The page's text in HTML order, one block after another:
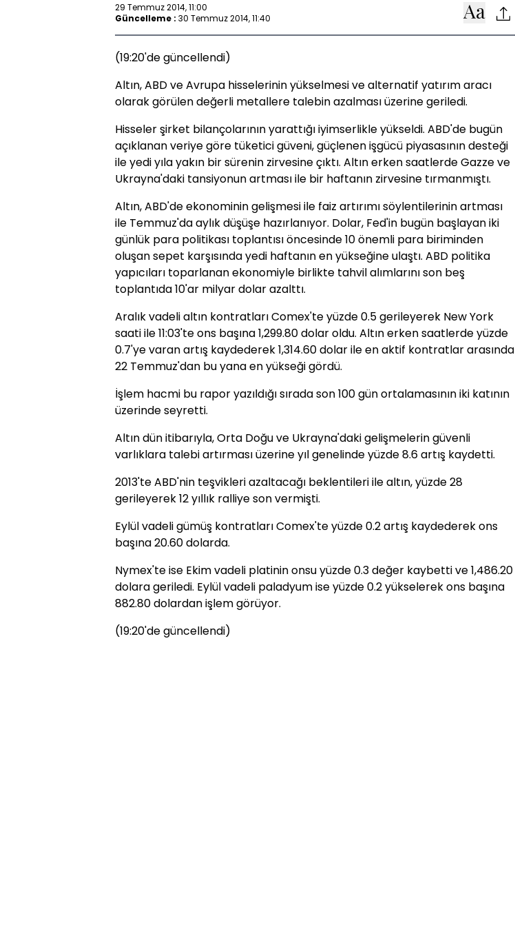
29 Temmuz 2014, 11:00
Güncelleme : 30 Temmuz 2014, 11:40
(19:20'de güncellendi)
Altın, ABD ve Avrupa hisselerinin yükselmesi ve alternatif yatırım aracı
olarak görülen değerli metallere talebin azalması üzerine geriledi.
Hisseler şirket bilançolarının yarattığı iyimserlikle yükseldi. ABD'de bugün
açıklanan veriye göre tüketici güveni, güçlenen işgücü piyasasının desteği
ile yedi yıla yakın bir sürenin zirvesine çıktı. Altın erken saatlerde Gazze ve
Ukrayna'daki tansiyonun artması ile bir haftanın zirvesine tırmanmıştı.
Altın, ABD'de ekonominin gelişmesi ile faiz artırımı söylentilerinin artması
ile Temmuz'da aylık düşüşe hazırlanıyor. Dolar, Fed'in bugün başlayan iki
günlük para politikası toplantısı öncesinde 10 önemli para biriminden
oluşan sepet karşısında yedi haftanın en yükseğine ulaştı. ABD politika
yapıcıları toparlanan ekonomiyle birlikte tahvil alımlarını son beş
toplantıda 10'ar milyar dolar azalttı.
Aralık vadeli altın kontratları Comex'te yüzde 0.5 gerileyerek New York
saati ile 11:03'te ons başına 1,299.80 dolar oldu. Altın erken saatlerde yüzde
0.7'ye varan artış kaydederek 1,314.60 dolar ile en aktif kontratlar arasında
22 Temmuz'dan bu yana en yükseği gördü.
İşlem hacmi bu rapor yazıldığı sırada son 100 gün ortalamasının iki katının
üzerinde seyretti.
Altın dün itibarıyla, Orta Doğu ve Ukrayna'daki gelişmelerin güvenli
varlıklara talebi artırması üzerine yıl genelinde yüzde 8.6 artış kaydetti.
2013'te ABD'nin teşvikleri azaltacağı beklentileri ile altın, yüzde 28
gerileyerek 12 yıllık ralliye son vermişti.
Eylül vadeli gümüş kontratları Comex'te yüzde 0.2 artış kaydederek ons
başına 20.60 dolarda.
Nymex'te ise Ekim vadeli platinin onsu yüzde 0.3 değer kaybetti ve 1,486.20
dolara geriledi. Eylül vadeli paladyum ise yüzde 0.2 yükselerek ons başına
882.80 dolardan işlem görüyor.
(19:20'de güncellendi)